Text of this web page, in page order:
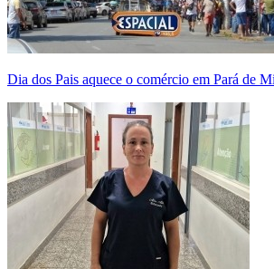
Dia dos Pais aquece o comércio em Pará de